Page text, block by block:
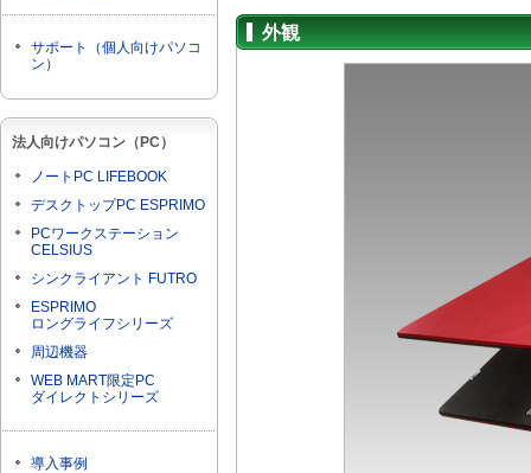
サポート（個人向けパソコ
ン）
法人向けパソコン（PC）
ノートPC LIFEBOOK
デスクトップPC ESPRIMO
PCワークステーション
CELSIUS
シンクライアント FUTRO
ESPRIMO
ロングライフシリーズ
周辺機器
WEB MART限定PC
ダイレクトシリーズ
導入事例
外観